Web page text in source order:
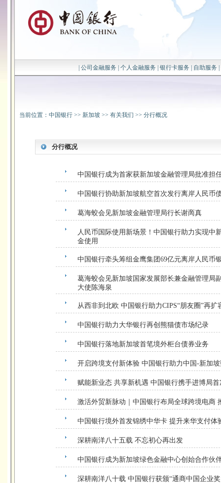
公司金融服务 个人金融服务 银行卡服务 自助服务
当前位置： 中国银行 >> 新加坡 >> 有关我们 >> 分行概况
分行概况
中国银行成为首家获新加坡金融管理局批准担
中国银行协助新加坡航空首次发行离岸人民币
葛海蛟会见新加坡金融管理局行长谢啇真
人民币国际使用新场景！中国银行助力实现中
金使用
中国银行牵头筹组金鹰集团69亿元离岸人民币
葛海蛟会见新加坡国家发展部长兼金融管理局
大使陈海泉
从西非到北欧 中国银行助力CIPS“朋友圈”再扩
中国银行助力大华银行再创熊猫债市场纪录
中国银行落地新加坡首笔境外柜台债券业务
开启跨境支付新体验 中国银行助力中国-新加
赋能新业态 共享新机遇 中国银行携手进博局
激活外贸新脉动｜中国银行布局全球跨境电商
中国银行境外首发锦绣中华卡 提升来华支付体
深耕南洋八十五载 不忘初心再出发
中国银行成为新加坡绿色金融中心创始合作伙
深耕南洋八十载 中国银行获颁“通商中国企业奖